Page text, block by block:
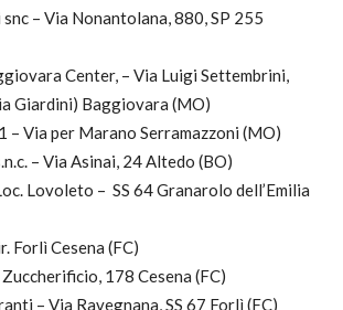
– Via Nonantolana, 880, SP 255
Center, – Via Luigi Settembrini,
Giardini) Baggiovara (MO)
– Via per Marano Serramazzoni (MO)
– Via Asinai, 24 Altedo (BO)
Lovoleto – SS 64 Granarolo dell’Emilia
Forlì Cesena (FC)
178 Cesena (FC)
– Via Ravegnana, SS 67 Forlì (FC)